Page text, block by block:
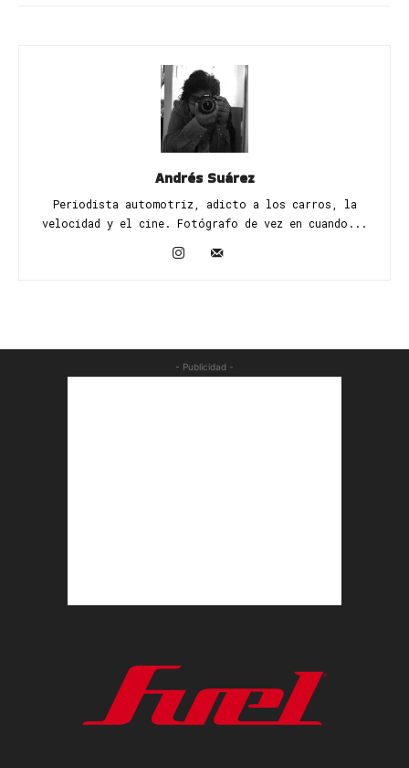
Andrés Suárez
Periodista automotriz, adicto a los carros, la
velocidad y el cine. Fotógrafo de vez en cuando...
- Publicidad -